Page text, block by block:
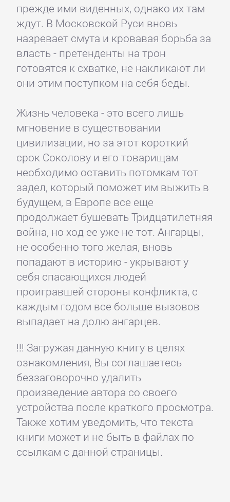
прежде ими виденных, однако их там
ждут. В Московской Руси вновь
назревает смута и кровавая борьба за
власть - претенденты на трон
готовятся к схватке, не накликают ли
они этим поступком на себя беды.
Жизнь человека - это всего лишь
мгновение в существовании
цивилизации, но за этот короткий
срок Соколову и его товарищам
необходимо оставить потомкам тот
задел, который поможет им выжить в
будущем, в Европе все еще
продолжает бушевать Тридцатилетняя
война, но ход ее уже не тот. Ангарцы,
не особенно того желая, вновь
попадают в историю - укрывают у
себя спасающихся людей
проигравшей стороны конфликта, с
каждым годом все больше вызовов
выпадает на долю ангарцев.
!!! Загружая данную книгу в целях
ознакомления, Вы соглашаетесь
беззаговорочно удалить
произведение автора со своего
устройства после краткого просмотра.
Также хотим уведомить, что текста
книги может и не быть в файлах по
ссылкам с данной страницы.